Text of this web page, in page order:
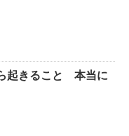
起きること 本当に